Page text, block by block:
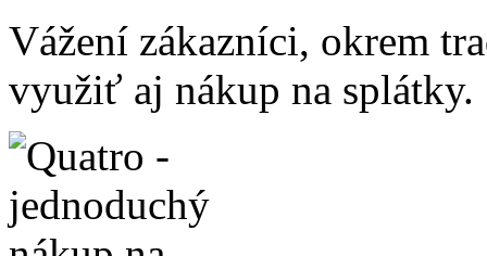
Vážení zákazníci, okrem
využiť aj nákup na splátky.